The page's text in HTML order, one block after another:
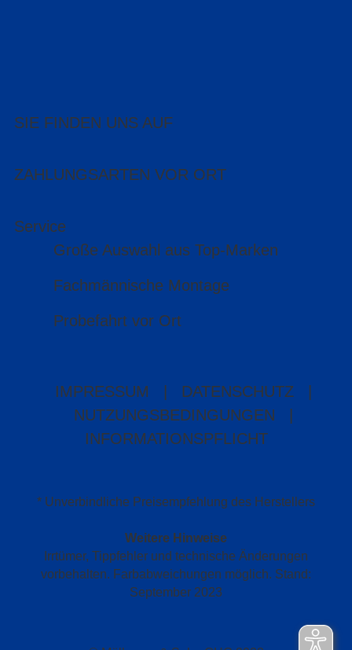
SIE FINDEN UNS AUF
ZAHLUNGSARTEN VOR ORT
Service
Große Auswahl aus Top-Marken
Fachmännische Montage
Probefahrt vor Ort
IMPRESSUM DATENSCHUTZ
NUTZUNGSBEDINGUNGEN
INFORMATIONSPFLICHT
* Unverbindliche Preisempfehlung des Herstellers
Weitere Hinweise
Irrtümer, Tippfehler und technische Änderungen
vorbehalten. Farbabweichungen möglich. Stand:
September 2023